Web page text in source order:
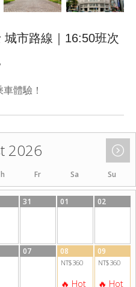
市路線｜16:50班次
體驗！
2026
Fr Sa Su
31 01 02
07 08
NT$360
09
NT$360